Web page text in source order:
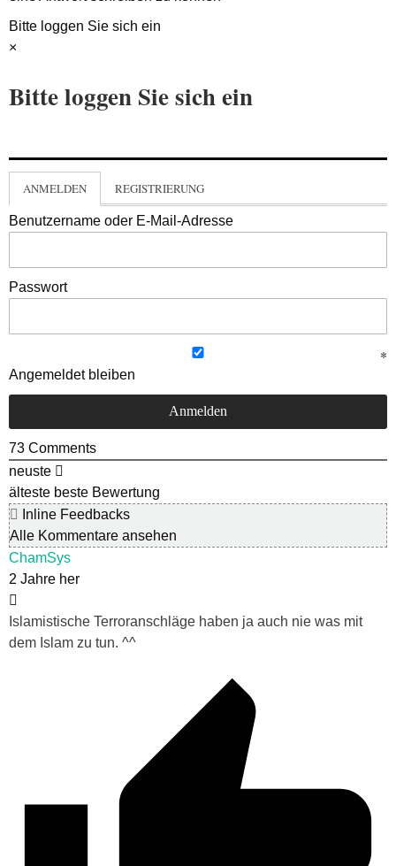
Bitte loggen Sie sich ein
×
Bitte loggen Sie sich ein
ANMELDEN REGISTRIERUNG
Benutzername oder E-Mail-Adresse
Passwort
Angemeldet bleiben
73 Comments
neuste
älteste beste Bewertung
Inline Feedbacks
Alle Kommentare ansehen
ChamSys
2 Jahre her
Islamistische Terroranschläge haben ja auch nie was mit
dem Islam zu tun. ^^